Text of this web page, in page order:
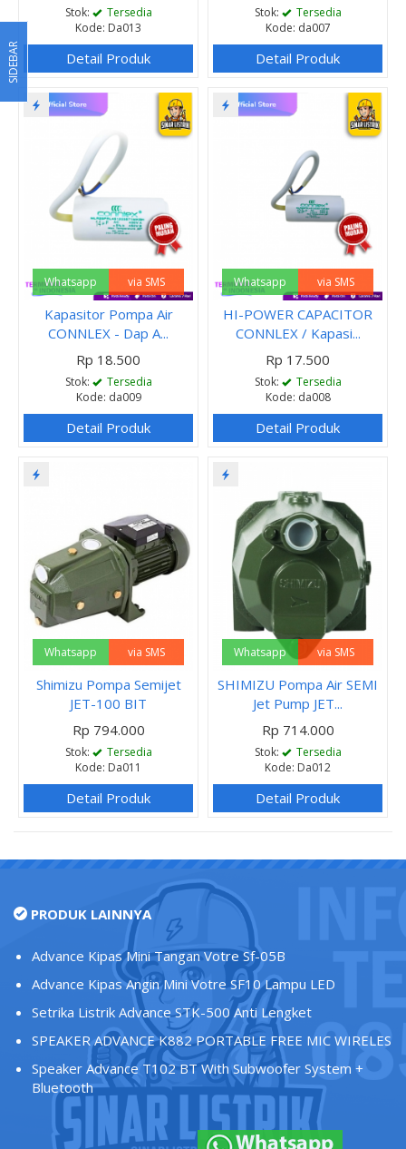
Stok:
Tersedia
Kode: Da013
Detail Produk
Stok:
Tersedia
Kode: da007
Detail Produk
Whatsapp via SMS
Kapasitor Pompa Air
CONNLEX - Dap A...
Rp 18.500
Stok:
Tersedia
Kode: da009
Detail Produk
Whatsapp via SMS
HI-POWER CAPACITOR
CONNLEX / Kapasi...
Rp 17.500
Stok:
Tersedia
Kode: da008
Detail Produk
Whatsapp via SMS
Shimizu Pompa Semijet
JET-100 BIT
Rp 794.000
Stok:
Tersedia
Kode: Da011
Detail Produk
Whatsapp via SMS
SHIMIZU Pompa Air SEMI
Jet Pump JET...
Rp 714.000
Stok:
Tersedia
Kode: Da012
Detail Produk
SIDEBAR
PRODUK LAINNYA
Advance Kipas Mini Tangan Votre Sf-05B
Advance Kipas Angin Mini Votre SF10 Lampu LED
Setrika Listrik Advance STK-500 Anti Lengket
SPEAKER ADVANCE K882 PORTABLE FREE MIC WIRELES
Speaker Advance T102 BT With Subwoofer System +
Bluetooth